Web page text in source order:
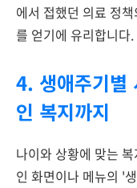
에서 접했던 의료 정
를 얻기에 유리합니다.
4. 생애주기별
인 복지까지
나이와 상황에 맞는
인 화면이나 메뉴의 '